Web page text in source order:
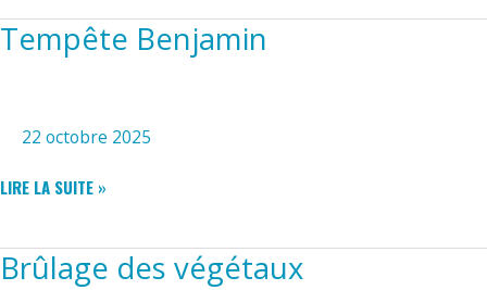
Tempête Benjamin
22 octobre 2025
TEMPÊTE
LIRE LA SUITE »
Brûlage des végétaux